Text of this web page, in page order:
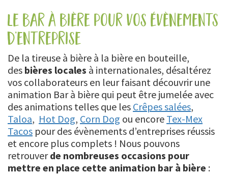
le bar à bière pour vos évènements
d’entreprise
De la tireuse à bière à la bière en bouteille,
des bières locales à internationales, désaltérez
vos collaborateurs en leur faisant découvrir une
animation Bar à bière qui peut être jumelée avec
des animations telles que les Crêpes salées,
Taloa, Hot Dog, Corn Dog ou encore Tex-Mex
Tacos pour des évènements d’entreprises réussis
et encore plus complets ! Nous pouvons
retrouverde nombreuses occasions pour
mettre en place cette animation bar à bière :